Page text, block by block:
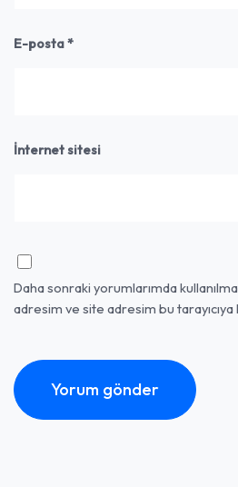
E-posta*
İnternet sitesi
Daha sonraki yorumlarımda
adresim ve site adresim bu tarayıcıya